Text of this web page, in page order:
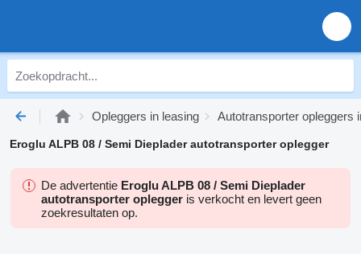
Opleggers in leasing Autotransporter opleggers
Eroglu ALPB 08 / Semi Dieplader autotransporter oplegger
De advertentie Eroglu ALPB 08 / Semi Dieplader
autotransporter oplegger is verkocht en levert geen
zoekresultaten op.